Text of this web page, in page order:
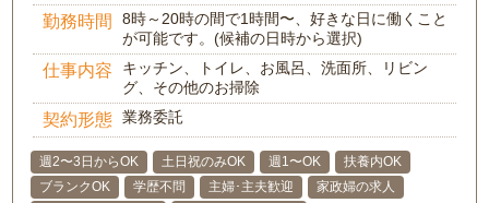
勤務時間
8時～20時の間で1時間〜、好きな日に働くこと
が可能です。(候補の日時から選択)
仕事内容
キッチン、トイレ、お風呂、洗面所、リビン
グ、その他のお掃除
契約形態 業務委託
週2〜3日からOK 土日祝のみOK 週1〜OK
扶養内OK
ブランクOK
学歴不問 主婦･主夫歓迎
家政婦の求人